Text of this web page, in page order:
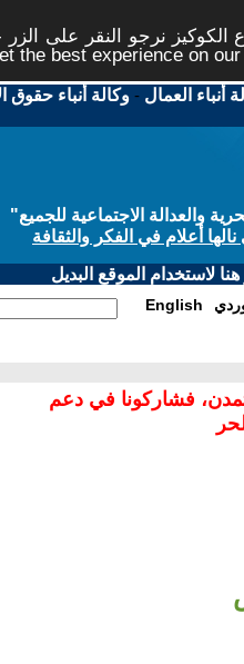
نرجو النقر على
the best experience on
أنباء العمال -وكالة أنباء حقوق
الاجتماعية للجميع"
أعلام في الفكر والثقافة
لاستخدام الموقع البديل
English
فشاركونا في دعم